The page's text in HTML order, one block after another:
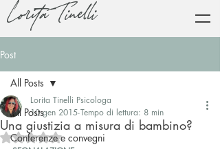
Lorita Tinelli
Post
All Posts
Conferenze e convegni
All Posts
Una giustizia a misura di bambino?
Lorita Tinelli Psicologa
10 gen 2015 Tempo di lettura: 8 min
Valutazione NaN stelle su 5.